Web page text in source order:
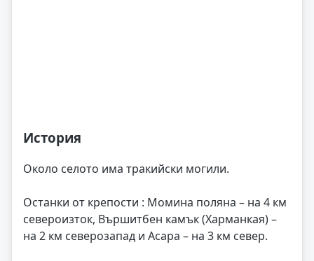
История
Около селото има тракийски могили.
Останки от крепости : Момина поляна – на 4 км
североизток, Вършитбен камък (Харманкая) –
на 2 км северозапад и Асара – на 3 км север.